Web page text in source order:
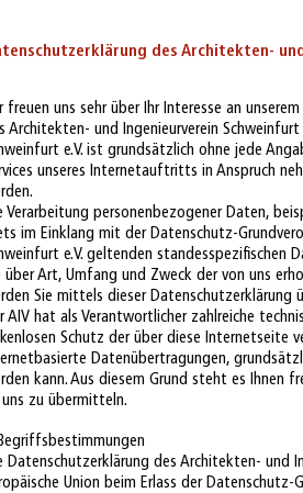
des Architekten-
freuen uns sehr über Ihr Interesse an
Architekten- und Ingenieurverein
e.V. ist grundsätzlich ohne jede
unseres Internetauftritts in Anspruch
Verarbeitung personenbezogener Daten,
im Einklang mit der Datenschutz-
e.V. geltenden standesspezifischen
über Art, Umfang und Zweck der von uns
Sie mittels dieser Datenschutzerklärung
AIV hat als Verantwortlicher zahlreiche
Schutz der über diese Internetseite
Datenübertragungen,
kann. Aus diesem Grund steht es Ihnen
uns zu übermitteln.
Datenschutzerklärung des Architekten- und
Union beim Erlass der